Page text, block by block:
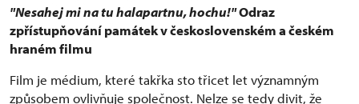
"Nesahej mi na tu halapartnu, hochu!"Odraz
zpřístupňování památek v československém a českém
hraném filmu
Film je médium, které takřka sto třicet let významným
způsobem ovlivňuje společnost. Nelze se tedy divit, že